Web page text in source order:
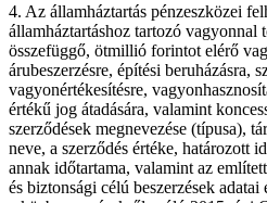
4. Az államháztartás pénzeszközei
államháztartáshoz tartozó vagyonnal
összefüggő, ötmillió forintot elérő
árubeszerzésre, építési beruházásra,
vagyonértékesítésre,
értékű jog átadására, valamint
szerződések megnevezése (típusa),
neve, a szerződés értéke, határozott
annak időtartama, valamint az
és biztonsági célú beszerzések